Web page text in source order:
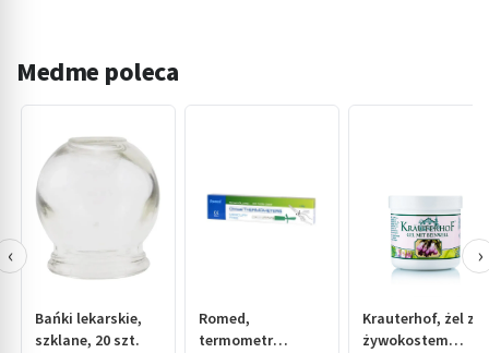
Medme poleca
Bańki lekarskie,
szklane, 20 szt.
Romed,
termometr
Krauterhof, żel z
żywokostem
‹ ›